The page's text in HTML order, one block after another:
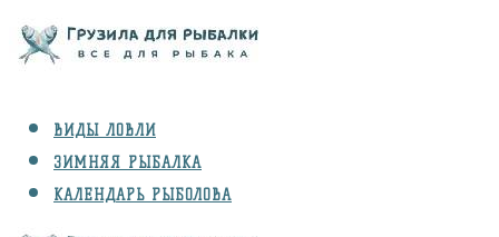
ВИДЫ ЛОВЛИ
ЗИМНЯЯ РЫБАЛКА
КАЛЕНДАРЬ РЫБОЛОВА